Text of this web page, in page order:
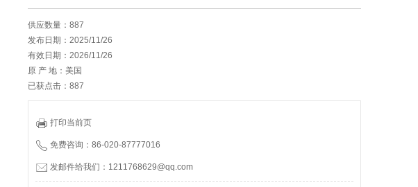
供应数量：887
发布日期：2025/11/26
有效日期：2026/11/26
原 产 地：美国
已获点击：887
打印当前页
免费咨询：86-020-87777016
发邮件给我们：1211768629@qq.com